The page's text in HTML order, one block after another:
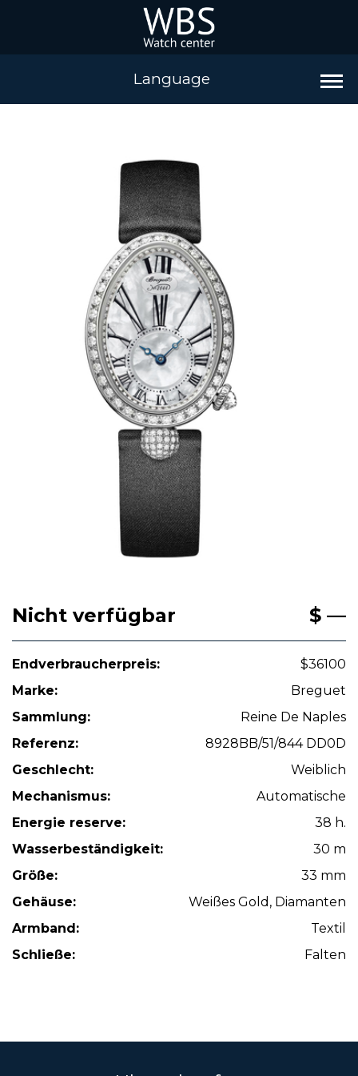
Language
Nicht verfügbar $ —
Endverbraucherpreis:
$36100
Marke:
Breguet
Sammlung:
Reine De Naples
Referenz:
8928BB/51/844 DD0D
Geschlecht:
Weiblich
Mechanismus:
Automatische
Energie reserve:
38 h.
Wasserbeständigkeit:
30 m
Größe:
33 mm
Gehäuse:
Weißes Gold, Diamanten
Armband:
Textil
Schließe:
Falten